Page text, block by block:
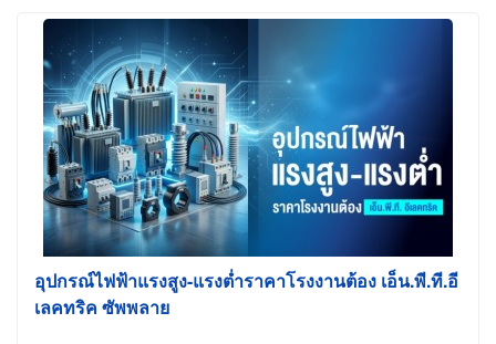
อุปกรณ์ไฟฟ้าแรงสูง-แรงต่ำราคาโรงงานต้อง เอ็น.พี.ที.อี
เลคทริค ซัพพลาย